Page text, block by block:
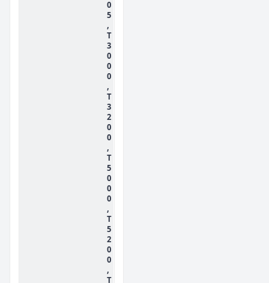
0
5
,
T
3
0
0
0
,
T
3
2
0
0
,
T
5
0
0
0
,
T
5
2
0
0
,
T